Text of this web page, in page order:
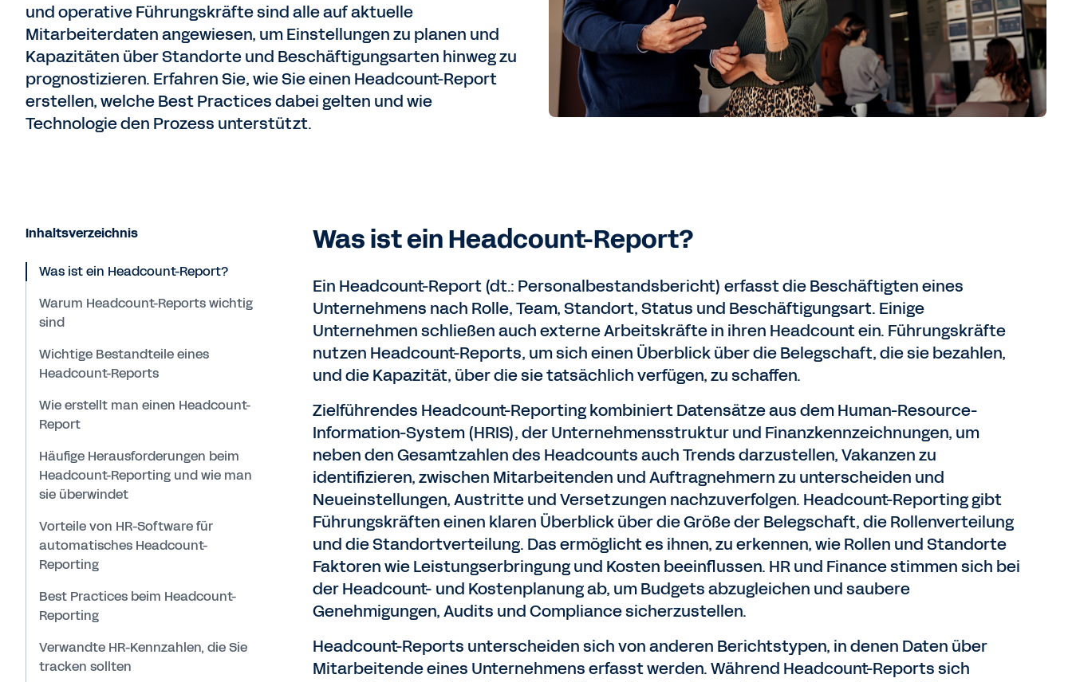
und operative Führungskräfte sind alle auf aktuelle
Mitarbeiterdaten angewiesen, um Einstellungen zu planen und
Kapazitäten über Standorte und Beschäftigungsarten hinweg zu
prognostizieren. Erfahren Sie, wie Sie einen Headcount-Report
erstellen, welche Best Practices dabei gelten und wie
Technologie den Prozess unterstützt.
Inhaltsverzeichnis
Was ist ein Headcount-Report?
Warum Headcount-Reports wichtig
sind
Wichtige Bestandteile eines
Headcount-Reports
Wie erstellt man einen Headcount-
Report
Häufige Herausforderungen beim
Headcount-Reporting und wie man
sie überwindet
Vorteile von HR-Software für
automatisches Headcount-
Reporting
Best Practices beim Headcount-
Reporting
Verwandte HR-Kennzahlen, die Sie
tracken sollten
Was ist ein Headcount-Report?
Ein Headcount-Report (dt.: Personalbestandsbericht) erfasst die Beschäftigten eines
Unternehmens nach Rolle, Team, Standort, Status und Beschäftigungsart. Einige
Unternehmen schließen auch externe Arbeitskräfte in ihren Headcount ein. Führungskräfte
nutzen Headcount-Reports, um sich einen Überblick über die Belegschaft, die sie bezahlen,
und die Kapazität, über die sie tatsächlich verfügen, zu schaffen.
Zielführendes Headcount-Reporting kombiniert Datensätze aus dem Human-Resource-
Information-System (HRIS), der Unternehmensstruktur und Finanzkennzeichnungen, um
neben den Gesamtzahlen des Headcounts auch Trends darzustellen, Vakanzen zu
identifizieren, zwischen Mitarbeitenden und Auftragnehmern zu unterscheiden und
Neueinstellungen, Austritte und Versetzungen nachzuverfolgen. Headcount-Reporting gibt
Führungskräften einen klaren Überblick über die Größe der Belegschaft, die Rollenverteilung
und die Standortverteilung. Das ermöglicht es ihnen, zu erkennen, wie Rollen und Standorte
Faktoren wie Leistungserbringung und Kosten beeinflussen. HR und Finance stimmen sich bei
der Headcount- und Kostenplanung ab, um Budgets abzugleichen und saubere
Genehmigungen, Audits und Compliance sicherzustellen.
Headcount-Reports unterscheiden sich von anderen Berichtstypen, in denen Daten über
Mitarbeitende eines Unternehmens erfasst werden. Während Headcount-Reports sich